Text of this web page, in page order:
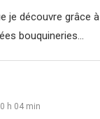
je découvre grâce
bouquineries…
h 04 min